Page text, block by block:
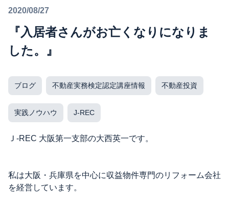
2020/08/27
『入居者さんがお亡くなりになりま
した。』
ブログ 不動産実務検定認定講座情報 不動産投資
実践ノウハウ J-REC
Ｊ-REC 大阪第一支部の大西英一です。
私は大阪・兵庫県を中心に収益物件専門のリフォーム会社
を経営しています。